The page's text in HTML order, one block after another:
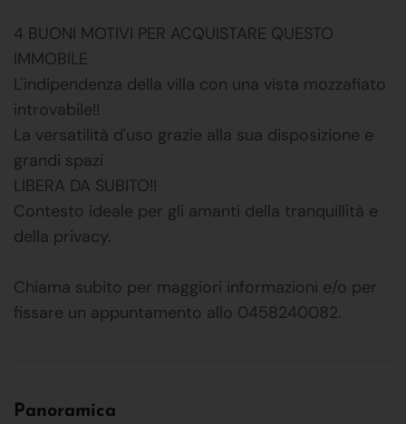
4 BUONI MOTIVI PER ACQUISTARE QUESTO
IMMOBILE
L'indipendenza della villa con una vista mozzafiato
introvabile!!
La versatilità d'uso grazie alla sua disposizione e
grandi spazi
LIBERA DA SUBITO!!
Contesto ideale per gli amanti della tranquillità e
della privacy.
Chiama subito per maggiori informazioni e/o per
fissare un appuntamento allo 0458240082.
Panoramica